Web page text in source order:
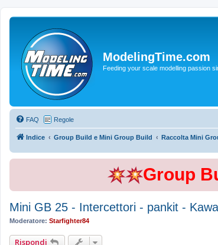
ModelingTime.com
Feeding your scale modelling passion
FAQ Regole
Indice Group Build e Mini Group Build Raccolta Mini
Group
Mini GB 25 - Intercettori - pankit -
Moderatore: Starfighter84
Rispondi